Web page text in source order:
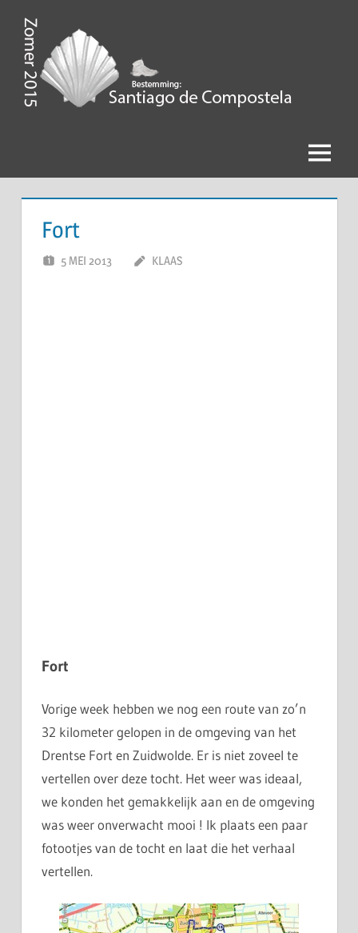
naar
inhoudZomer
2015,
Santiago
Menu
Fort
5 MEI 2013 KLAAS
Fort
Vorige week hebben we nog een route van zo’n
32 kilometer gelopen in de omgeving van het
Drentse Fort en Zuidwolde. Er is niet zoveel te
vertellen over deze tocht. Het weer was ideaal,
we konden het gemakkelijk aan en de omgeving
was weer onverwacht mooi ! Ik plaats een paar
fotootjes van de tocht en laat die het verhaal
vertellen.